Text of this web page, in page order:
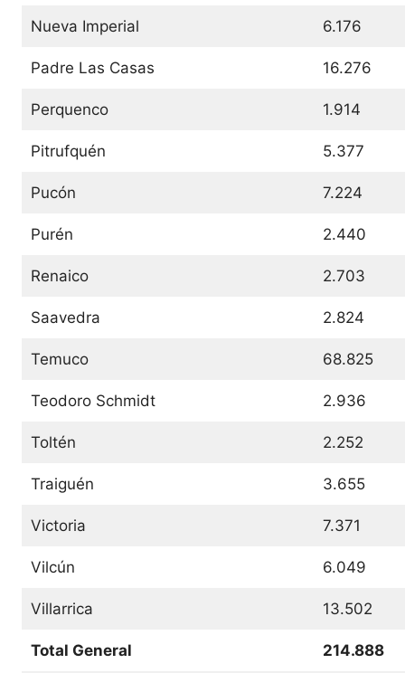
Nueva Imperial 6.176
Padre Las Casas 16.276
Perquenco 1.914
Pitrufquén 5.377
Pucón 7.224
Purén 2.440
Renaico 2.703
Saavedra 2.824
Temuco 68.825
Teodoro Schmidt 2.936
Toltén 2.252
Traiguén 3.655
Victoria 7.371
Vilcún 6.049
Villarrica 13.502
Total General 214.888